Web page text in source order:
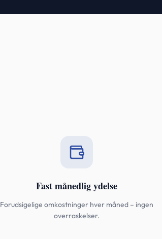
Fast månedlig ydelse
Forudsigelige omkostninger hver måned – ingen
overraskelser.